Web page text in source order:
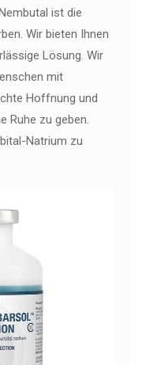
ist die
Wir bieten Ihnen
Lösung. Wir
mit
Hoffnung und
Ruhe zu geben.
Natrium zu